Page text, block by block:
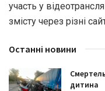
участь у
змісту через різні
Останні новини
дитина